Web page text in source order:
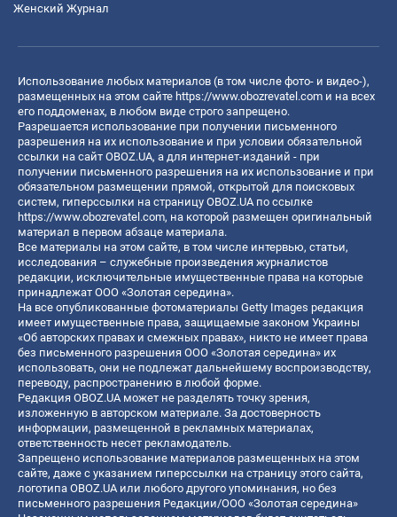
Женский Журнал
Использование любых материалов (в том числе фото- и видео-),
размещенных на этом сайте https://www.obozrevatel.com и на всех
его поддоменах, в любом виде строго запрещено.
Разрешается использование при получении письменного
разрешения на их использование и при условии обязательной
ссылки на сайт OBOZ.UA, а для интернет-изданий - при
получении письменного разрешения на их использование и при
обязательном размещении прямой, открытой для поисковых
систем, гиперссылки на страницу OBOZ.UA по ссылке
https://www.obozrevatel.com, на которой размещен оригинальный
материал в первом абзаце материала.
Все материалы на этом сайте, в том числе интервью, статьи,
исследования – служебные произведения журналистов
редакции, исключительные имущественные права на которые
принадлежат ООО «Золотая середина».
На все опубликованные фотоматериалы Getty Images редакция
имеет имущественные права, защищаемые законом Украины
«Об авторских правах и смежных правах», никто не имеет права
без письменного разрешения ООО «Золотая середина» их
использовать, они не подлежат дальнейшему воспроизводству,
переводу, распространению в любой форме.
Редакция OBOZ.UA может не разделять точку зрения,
изложенную в авторском материале. За достоверность
информации, размещенной в рекламных материалах,
ответственность несет рекламодатель.
Запрещено использование материалов размещенных на этом
сайте, даже с указанием гиперссылки на страницу этого сайта,
логотипа OBOZ.UA или любого другого упоминания, но без
письменного разрешения Редакции/ООО «Золотая середина»